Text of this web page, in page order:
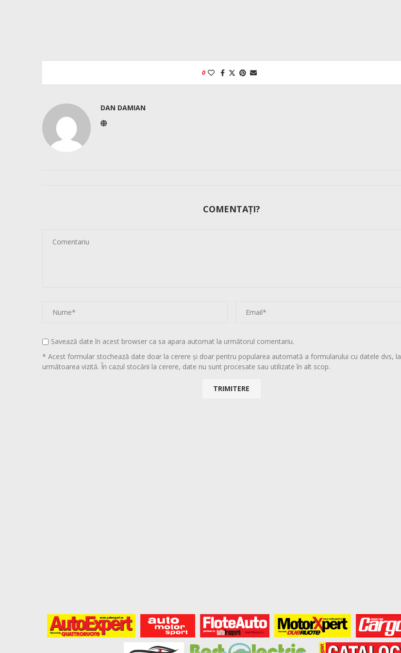
0
DAN DAMIAN
COMENTAȚI?
Savează date în acest browser ca sa apara automat la următorul comentariu.
* Acest formular stochează date doar la cerere și doar pentru popularea automată a formularului cu datele dvs, la
următoarea vizită. În cazul stocării la cerere, date nu sunt procesate sau utilizate în alt scop.